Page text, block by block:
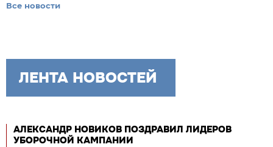
Все новости
ЛЕНТА НОВОСТЕЙ
АЛЕКСАНДР НОВИКОВ ПОЗДРАВИЛ ЛИДЕРОВ
УБОРОЧНОЙ КАМПАНИИ